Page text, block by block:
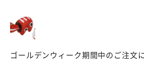
ゴールデンウィーク期間中のご注文